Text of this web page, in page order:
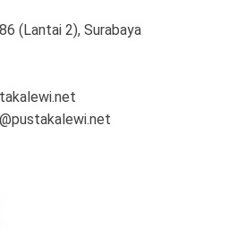
(Lantai 2), Surabaya